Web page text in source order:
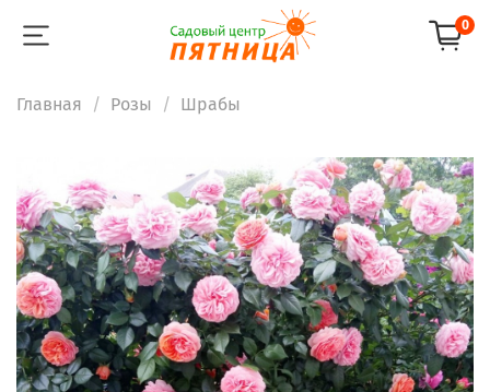
0
Главная Розы Шрабы